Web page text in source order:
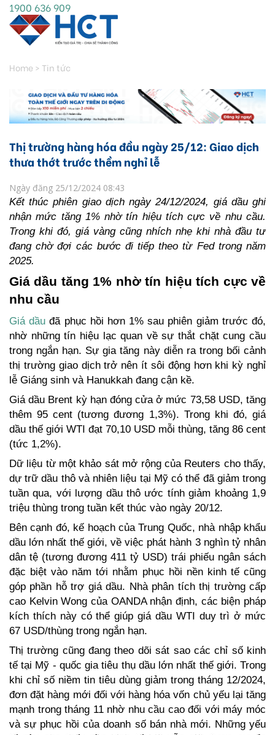
1900 636 909
Home > Tin tức
Thị trường hàng hóa đầu ngày 25/12: Giao dịch
thưa thớt trước thềm nghỉ lễ
Ngày đăng 25/12/2024 08:43
Kết thúc phiên giao dịch ngày 24/12/2024, giá dầu ghi
nhận mức tăng 1% nhờ tín hiệu tích cực về nhu cầu.
Trong khi đó, giá vàng cũng nhích nhẹ khi nhà đầu tư
đang chờ đợi các bước đi tiếp theo từ Fed trong năm
2025.
Giá dầu tăng 1% nhờ tín hiệu tích cực về
nhu cầu
Giá dầu đã phục hồi hơn 1% sau phiên giảm trước đó,
nhờ những tín hiệu lạc quan về sự thắt chặt cung cầu
trong ngắn hạn. Sự gia tăng này diễn ra trong bối cảnh
thị trường giao dịch trở nên ít sôi động hơn khi kỳ nghỉ
lễ Giáng sinh và Hanukkah đang cận kề.
Giá dầu Brent kỳ hạn đóng cửa ở mức 73,58 USD, tăng
thêm 95 cent (tương đương 1,3%). Trong khi đó, giá
dầu thế giới WTI đạt 70,10 USD mỗi thùng, tăng 86 cent
(tức 1,2%).
Dữ liệu từ một khảo sát mở rộng của Reuters cho thấy,
dự trữ dầu thô và nhiên liệu tại Mỹ có thể đã giảm trong
tuần qua, với lượng dầu thô ước tính giảm khoảng 1,9
triệu thùng trong tuần kết thúc vào ngày 20/12.
Bên cạnh đó, kế hoạch của Trung Quốc, nhà nhập khẩu
dầu lớn nhất thế giới, về việc phát hành 3 nghìn tỷ nhân
dân tệ (tương đương 411 tỷ USD) trái phiếu ngân sách
đặc biệt vào năm tới nhằm phục hồi nền kinh tế cũng
góp phần hỗ trợ giá dầu. Nhà phân tích thị trường cấp
cao Kelvin Wong của OANDA nhận định, các biện pháp
kích thích này có thể giúp giá dầu WTI duy trì ở mức
67 USD/thùng trong ngắn hạn.
Thị trường cũng đang theo dõi sát sao các chỉ số kinh
tế tại Mỹ - quốc gia tiêu thụ dầu lớn nhất thế giới. Trong
khi chỉ số niềm tin tiêu dùng giảm trong tháng 12/2024,
đơn đặt hàng mới đối với hàng hóa vốn chủ yếu lại tăng
mạnh trong tháng 11 nhờ nhu cầu cao đối với máy móc
và sự phục hồi của doanh số bán nhà mới. Những yếu